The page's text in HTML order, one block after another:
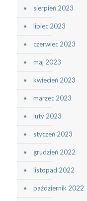
sierpień 2023
lipiec 2023
czerwiec 2023
maj 2023
kwiecień 2023
marzec 2023
luty 2023
styczeń 2023
grudzień 2022
listopad 2022
październik 2022